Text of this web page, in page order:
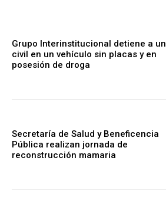
Grupo Interinstitucional detiene a un
civil en un vehículo sin placas y en
posesión de droga
Secretaría de Salud y Beneficencia
Pública realizan jornada de
reconstrucción mamaria